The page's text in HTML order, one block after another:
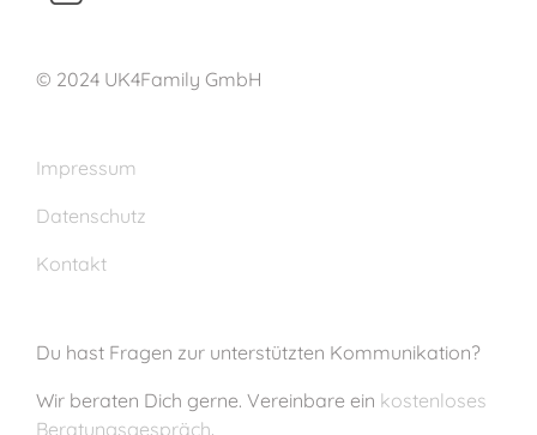
© 2024 UK4Family GmbH
Impressum
Datenschutz
Kontakt
Du hast Fragen zur unterstützten Kommunikation?
Wir beraten Dich gerne. Vereinbare ein kostenloses
Beratungsgespräch.